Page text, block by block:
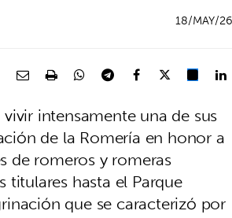
18/MAY/26
intensamente una de sus
de la Romería en honor a
de romeros y romeras
titulares hasta el Parque
que se caracterizó por